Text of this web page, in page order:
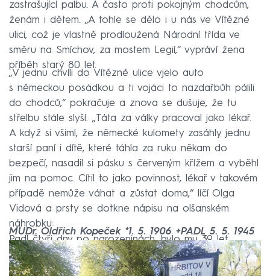
zastrašující palbu. A často proti pokojným chodcům,
ženám i dětem. „A tohle se dělo i u nás ve Vítězné
ulici, což je vlastně prodloužená Národní třída ve
směru na Smíchov, za mostem Legií,“ vypráví žena
příběh starý 80 let.
„V jednu chvíli do Vítězné ulice vjelo auto
s německou posádkou a ti vojáci to nazdařbůh pálili
do chodců,“ pokračuje a znova se dušuje, že tu
střelbu stále slyší. „Táta za války pracoval jako lékař.
A když si všiml, že německé kulomety zasáhly jednu
starší paní i dítě, které táhla za ruku někam do
bezpečí, nasadil si pásku s červeným křížem a vyběhl
jim na pomoc. Cítil to jako povinnost, lékař v takovém
případě nemůže váhat a zůstat doma,“ líčí Olga
Vidová a prsty se dotkne nápisu na olšanském
náhrobku:
MUDr. Oldřich Kopeček *1. 5. 1906 +PADL 5. 5. 1945
Padl čtyři dny po narozeninách, bylo mu 39 let.